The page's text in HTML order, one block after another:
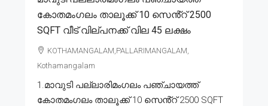
കോതമംഗലം താലൂക്ക് 10 സെൻ്റ് 2500
SQFT വീട് വില്പനക്ക് വില 45 ലക്ഷം
KOTHAMANGALAM,PALLARIMANGALAM,
Kothamangalam
1.മാവുടി പല്ലാരിമംഗലം പഞ്ചായത്ത്
കോതമംഗലം താലൂക്ക് 10 സെൻ്റ് 2500 SQFT